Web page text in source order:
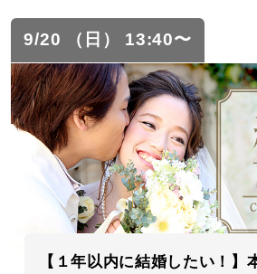
9/20 （日） 13:40〜
【１年以内に結婚したい！】